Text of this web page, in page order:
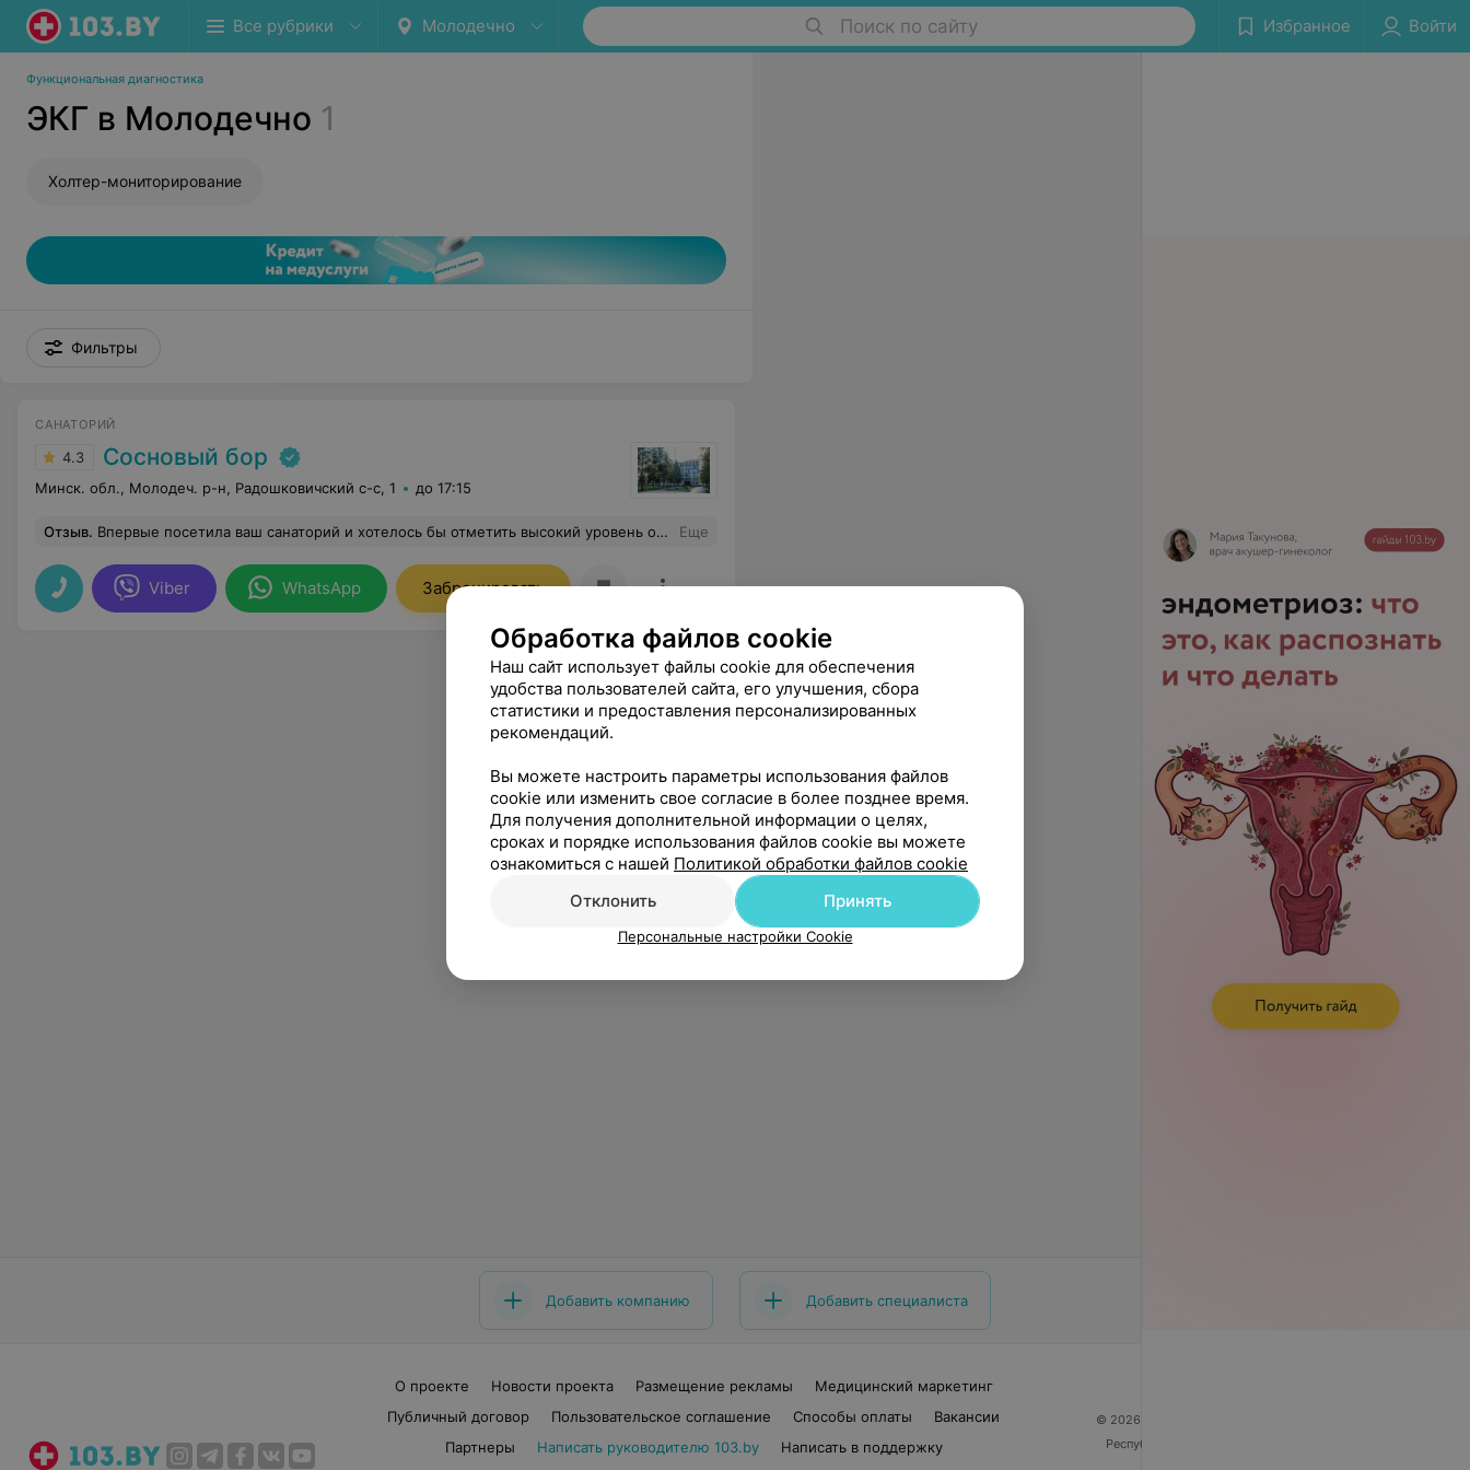
Все рубрики Молодечно Поиск по сайту Избранное Войти
Функциональная диагностика
ЭКГ в Молодечно 1
Холтер-мониторирование
Фильтры
САНАТОРИЙ
4.3 Сосновый бор
Минск. обл., Молодеч. р-н, Радошковичский c-с, 1 до 17:15
Отзыв. Впервые посетила ваш санаторий и хотелось бы отметить высокий уровень организации питания, быстрое и тактичное обслуживание со стороны официантов, (особенно официант Владислав). Было очень приятно и комфортно отдыхать в этом санатории. Приеду еще раз обязательно. Еще
Viber WhatsApp Забронировать
Добавить компанию Добавить специалиста
О проекте Новости проекта Размещение рекламы
Медицинский маркетинг
Публичный договор
Пользовательское соглашение Способы оплаты
Вакансии
Партнеры
Написать руководителю 103.by
Написать в поддержку
© 2026 ООО «Артокс Лаб», УНП 191700409
Республика Беларусь, г. Минск, улица Толбухина, 2,
Обработка файлов cookie
Наш сайт использует файлы cookie для обеспечения
удобства пользователей сайта, его улучшения, сбора
статистики и предоставления персонализированных
рекомендаций.
Вы можете настроить параметры использования файлов
cookie или изменить свое согласие в более позднее время.
Для получения дополнительной информации о целях,
сроках и порядке использования файлов cookie вы можете
ознакомиться с нашей Политикой обработки файлов cookie
Отклонить
Принять
Персональные настройки Cookie